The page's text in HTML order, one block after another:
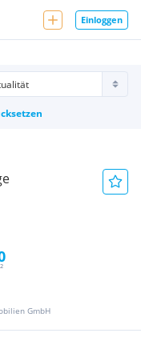
Einloggen
GmbH